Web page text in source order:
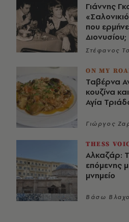
Γιάννης
που
Διονυσίου;
Στέφανος
ON MY
Ταβέρνα
κουζίνα
Αγία
Γιώργος
THESS
Αλκαζάρ:
επόμενης
μνημείο
Βάσω